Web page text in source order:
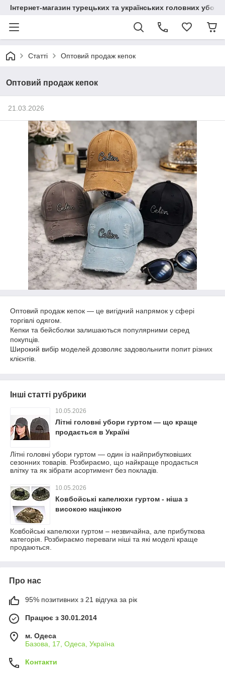
Інтернет-магазин турецьких та українських головних
Статті Оптовий продаж кепок
Оптовий продаж кепок
21.03.2026
Оптовий продаж кепок — це вигідний напрямок у сфері
торгівлі одягом.
Кепки та бейсболки залишаються популярними серед
покупців.
Широкий вибір моделей дозволяє задовольнити попит різних
клієнтів.
Інші статті рубрики
10.05.2026
Літні головні убори гуртом — що краще
продається в Україні
Літні головні убори гуртом — один із найприбутковіших
сезонних товарів. Розбираємо, що найкраще продається
влітку та як зібрати асортимент без покладів.
10.05.2026
Ковбойські капелюхи гуртом - ніша з
високою націнкою
Ковбойські капелюхи гуртом – незвичайна, але прибуткова
категорія. Розбираємо переваги ніші та які моделі краще
продаються.
Про нас
95% позитивних з 21 відгука за рік
Працює з 30.01.2014
м. Одеса
Базова, 17, Одеса, Україна
Контакти